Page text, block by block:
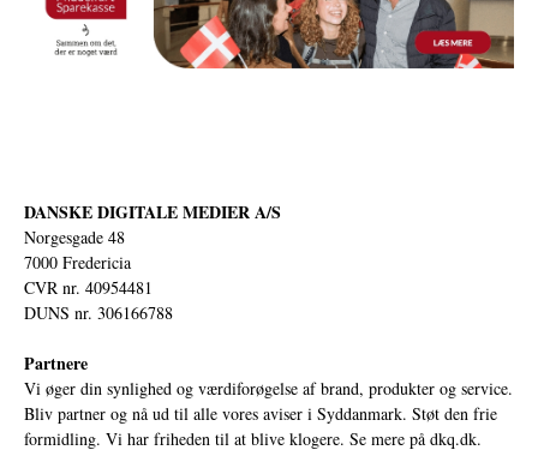
DANSKE DIGITALE MEDIER A/S
Norgesgade 48
7000 Fredericia
CVR nr. 40954481
DUNS nr. 306166788
Partnere
Vi øger din synlighed og værdiforøgelse af brand, produkter og service.
Bliv partner og nå ud til alle vores aviser i Syddanmark. Støt den frie
formidling. Vi har friheden til at blive klogere. Se mere på dkq.dk.